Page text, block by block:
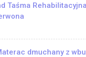
Taśma
dmuchany z